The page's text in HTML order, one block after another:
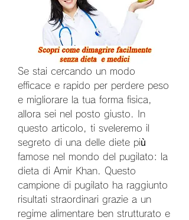
Se stai cercando un modo
efficace e rapido per perdere peso
e migliorare la tua forma fisica,
allora sei nel posto giusto. In
questo articolo, ti sveleremo il
segreto di una delle diete più
famose nel mondo del pugilato: la
dieta di Amir Khan. Questo
campione di pugilato ha raggiunto
risultati straordinari grazie a un
regime alimentare ben strutturato e